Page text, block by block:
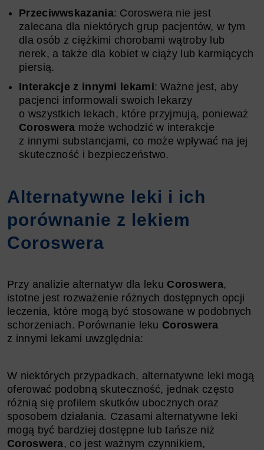
Przeciwwskazania: Coroswera nie jest
zalecana dla niektórych grup pacjentów, w tym
dla osób z ciężkimi chorobami wątroby lub
nerek, a także dla kobiet w ciąży lub karmiących
piersią.
Interakcje z innymi lekami: Ważne jest, aby
pacjenci informowali swoich lekarzy
o wszystkich lekach, które przyjmują, ponieważ
Coroswera może wchodzić w interakcje
z innymi substancjami, co może wpływać na jej
skuteczność i bezpieczeństwo.
Alternatywne leki i ich
porównanie z lekiem
Coroswera
Przy analizie alternatyw dla leku Coroswera,
istotne jest rozważenie różnych dostępnych opcji
leczenia, które mogą być stosowane w podobnych
schorzeniach. Porównanie leku Coroswera
z innymi lekami uwzględnia:
W niektórych przypadkach, alternatywne leki mogą
oferować podobną skuteczność, jednak często
różnią się profilem skutków ubocznych oraz
sposobem działania. Czasami alternatywne leki
mogą być bardziej dostępne lub tańsze niż
Coroswera, co jest ważnym czynnikiem,